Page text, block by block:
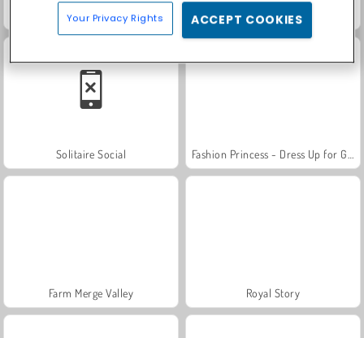
Masha and the Bear: Meadows Scala 40
Solitaire Social
Farm Merge Valley Royal Story
Your Privacy Rights ACCEPT COOKIES